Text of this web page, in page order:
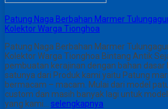
Patung Naga Berbahan Marmer
Kolektor Warga Tionghoa
Patung Naga Berbahan Marmer
Kolektor Warga Tionghoa Bintang Antik
pembuatan kerajinan dengan bahan dasar
satunya dari Produk kami yaitu Patung
bermacam – macam. Mulai dari model
custom dan masih banyak lagi untuk
yang kami… selengkapnya